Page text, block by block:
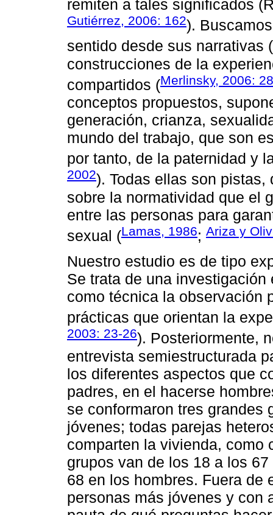
remiten a tales significados
Gutiérrez, 2006: 162).
sentido desde sus narrativas (
construcciones de la
compartidos (Merlinsky, 2006: 28
conceptos propuestos,
generación, crianza,
mundo del trabajo, que son
por tanto, de la paternidad y
2002). Todas ellas son
sobre la normatividad que el
entre las personas para
sexual (Lamas, 1986; Ariza y
Nuestro estudio es de tipo
Se trata de una
como técnica la observación
prácticas que orientan la
2003: 23-26). Posteriormente,
entrevista semiestructurada
los diferentes aspectos que
padres, en el hacerse
se conformaron tres grandes
jóvenes; todas parejas
comparten la vivienda, como
grupos van de los 18 a los
68 en los hombres. Fuera de
personas más jóvenes y con